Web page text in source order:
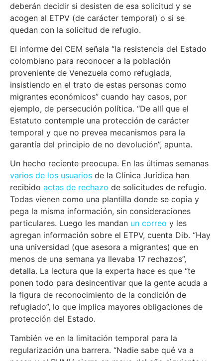
deberán decidir si desisten de esa solicitud y se
acogen al ETPV (de carácter temporal) o si se
quedan con la solicitud de refugio.
El informe del CEM señala “la resistencia del Estado
colombiano para reconocer a la población
proveniente de Venezuela como refugiada,
insistiendo en el trato de estas personas como
migrantes económicos” cuando hay casos, por
ejemplo, de persecución política. “De allí que el
Estatuto contemple una protección de carácter
temporal y que no prevea mecanismos para la
garantía del principio de no devolución”, apunta.
Un hecho reciente preocupa. En las últimas semanas
varios de los usuarios de la Clínica Jurídica han
recibido actas de rechazo de solicitudes de refugio.
Todas vienen como una plantilla donde se copia y
pega la misma información, sin consideraciones
particulares. Luego les mandan un correo y les
agregan información sobre el ETPV, cuenta Dib. “Hay
una universidad (que asesora a migrantes) que en
menos de una semana ya llevaba 17 rechazos”,
detalla. La lectura que la experta hace es que “te
ponen todo para desincentivar que la gente acuda a
la figura de reconocimiento de la condición de
refugiado”, lo que implica mayores obligaciones de
protección del Estado.
También ve en la limitación temporal para la
regularización una barrera. “Nadie sabe qué va a